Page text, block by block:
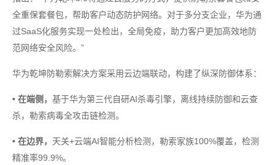
全重保套餐包，帮助客户动态防护网络。对于多分支企业，华为通
过SaaS化服务实现一处检出，全局免疫，助力客户更加高效地防
范网络安全风险。”
华为乾坤防勒索解决方案采用云边端联动，构建了纵深防御体系：
• 在端侧， 基于华为第三代自研AI杀毒引擎，离线持续防御和云查
杀，勒索病毒全攻击链检测。
• 在边界， 天关+云端AI智能分析检测，勒索家族100%覆盖，检测
精准率99.9%。